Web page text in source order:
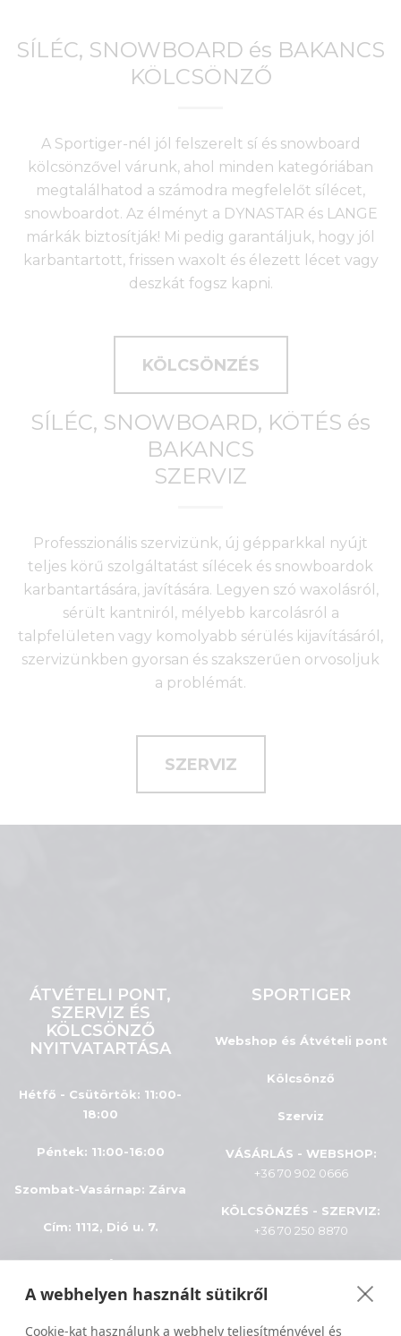
SÍLÉC, SNOWBOARD és BAKANCS
KÖLCSÖNZŐ
A Sportiger-nél jól felszerelt sí és snowboard
kölcsönzővel várunk, ahol minden kategóriában
megtalálhatod a számodra megfelelőt sílécet,
snowboardot. Az élményt a DYNASTAR és LANGE
márkák biztosítják! Mi pedig garantáljuk, hogy jól
karbantartott, frissen waxolt és élezett lécet vagy
deszkát fogsz kapni.
KÖLCSÖNZÉS
SÍLÉC, SNOWBOARD, KÖTÉS és
BAKANCS
SZERVIZ
Professzionális szervizünk, új gépparkkal nyújt
teljes körű szolgáltatást sílécek és snowboardok
karbantartására, javítására. Legyen szó waxolásról,
sérült kantniról, mélyebb karcolásról a
talpfelületen vagy komolyabb sérülés kijavításáról,
szervizünkben gyorsan és szakszerűen orvosoljuk
a problémát.
SZERVIZ
ÁTVÉTELI PONT,
SZERVIZ ÉS
KÖLCSÖNZŐ
NYITVATARTÁSA
Hétfő - Csütörtök: 11:00-
18:00
Péntek: 11:00-16:00
Szombat-Vasárnap: Zárva
Cím: 1112, Dió u. 7.
SPORTIGER
Webshop és Átvételi pont
Kölcsönző
Szerviz
VÁSÁRLÁS - WEBSHOP:
+36 70 902 0666
KÖLCSÖNZÉS - SZERVIZ:
+36 70 250 8870
Minden jog fenntartva © 2024
A webhelyen használt sütikről
Cookie-kat használunk a webhely teljesítményével és